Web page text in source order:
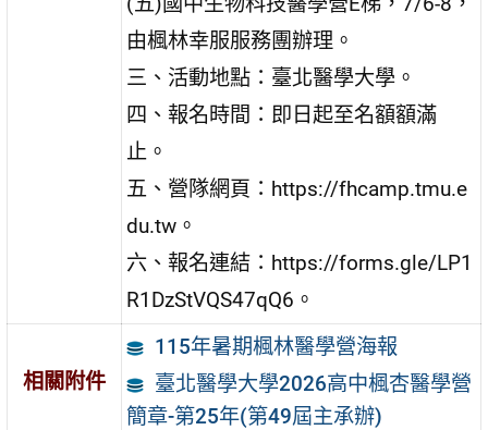
由楓林幸服服務團辦理。
三、活動地點：臺北醫學大學。
四、報名時間：即日起至名額額滿
止。
五、營隊網頁：https://fhcamp.tmu.e
du.tw。
六、報名連結：https://forms.gle/LP1
R1DzStVQS47qQ6。
相關附件
115年暑期楓林醫學營海報
臺北醫學大學2026高中楓杏醫學營
簡章-第25年(第49屆主承辦)